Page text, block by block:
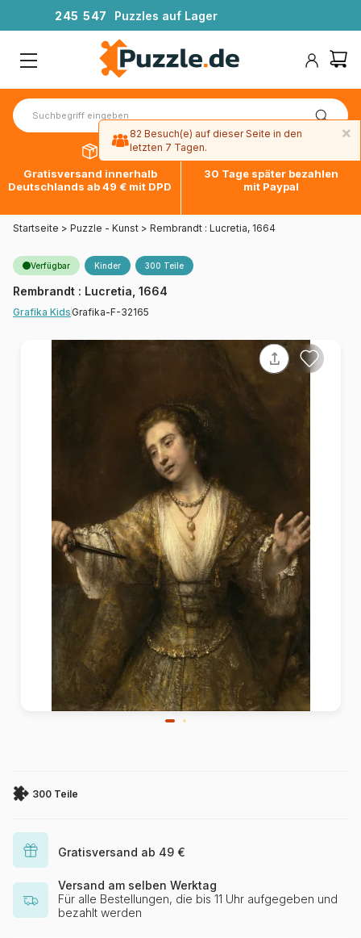
245 547 Puzzles auf Lager
Gratisversand innerhalb
Deutschlands ab 49 € mit DPD
30 Tage später bezahlen
mit Paypal
Startseite > Puzzle - Kunst > Rembrandt : Lucretia, 1664
Verfügbar Kinder 300 Teile
Rembrandt : Lucretia, 1664
Grafika Kids Grafika-F-32165
300 Teile
Gratisversand ab 49 €
Versand am selben Werktag
Für alle Bestellungen, die bis 11 Uhr aufgegeben und
bezahlt werden
×
82 Besuch(e) auf dieser Seite in den
letzten 7 Tagen.